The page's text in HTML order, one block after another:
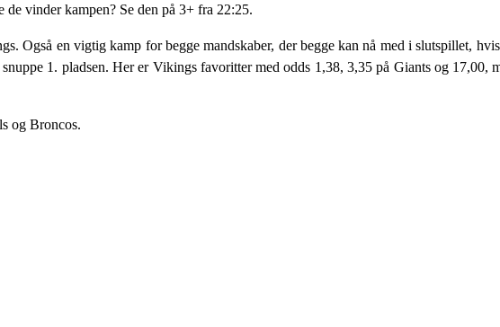
de vinder kampen? Se den på 3+ fra 22:25.
Også en vigtig kamp for begge mandskaber, der begge kan nå med i slutspillet,
1. pladsen. Her er Vikings favoritter med odds 1,38, 3,35 på Giants og 17,00,
og Broncos.